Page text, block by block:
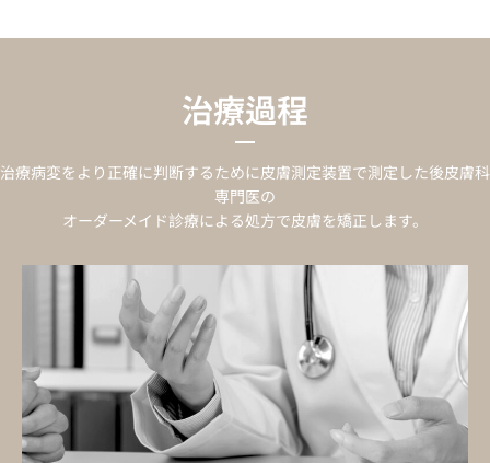
治療過程
治療病変をより正確に判断するために皮膚測定装置で測定した後皮膚科
専門医の
オーダーメイド診療による処方で皮膚を矯正します。